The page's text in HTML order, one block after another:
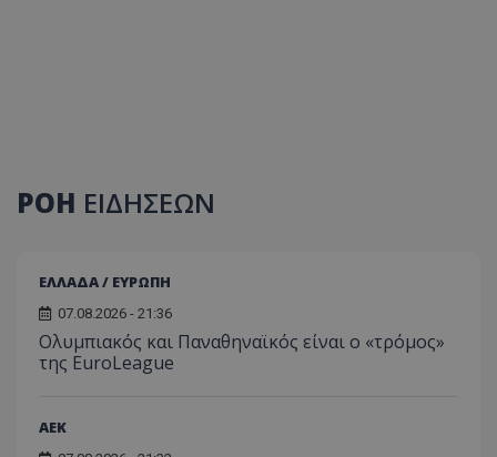
ΡΟΗ ΕΙΔΗΣΕΩΝ
ΕΛΛΑΔΑ / ΕΥΡΩΠΗ
07.08.2026 - 21:36
Ολυμπιακός και Παναθηναϊκός είναι ο «τρόμος»
της EuroLeague
ΑEK